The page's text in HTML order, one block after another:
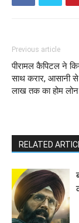
Previous article
पीरामल कैपिटल ने
साथ करार, आसानी
लाख तक का होम लोन
RELATED